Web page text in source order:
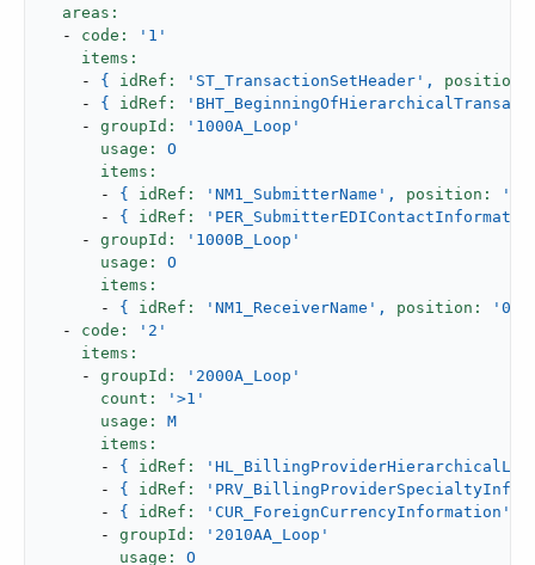
areas:
-
code:
'1'
items:
-
{ idRef: 'ST_TransactionSetHeader' ,
position:
-
{ idRef:
-
groupId:
'1000A_Loop'
usage:
O
items:
-
{ idRef: 'NM1_SubmitterName' , position:
-
{ idRef:
-
groupId:
'1000B_Loop'
usage:
O
items:
-
{ idRef: 'NM1_ReceiverName' , position:
-
code:
'2'
items:
-
groupId:
'2000A_Loop'
count:
'>1'
usage:
M
items:
-
{ idRef:
-
{ idRef:
-
{ idRef: 'CUR_ForeignCurrencyInformation'
-
groupId:
'2010AA_Loop'
usage:
O